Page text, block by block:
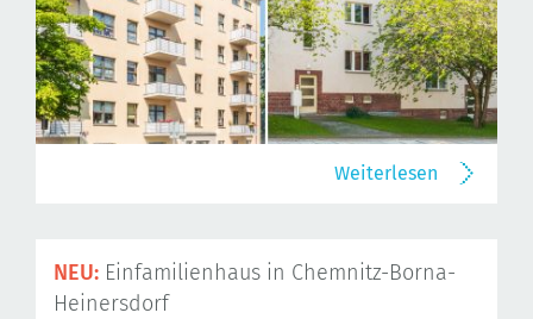
Weiterlesen
NEU: Einfamilienhaus in Chemnitz-Borna-
Heinersdorf